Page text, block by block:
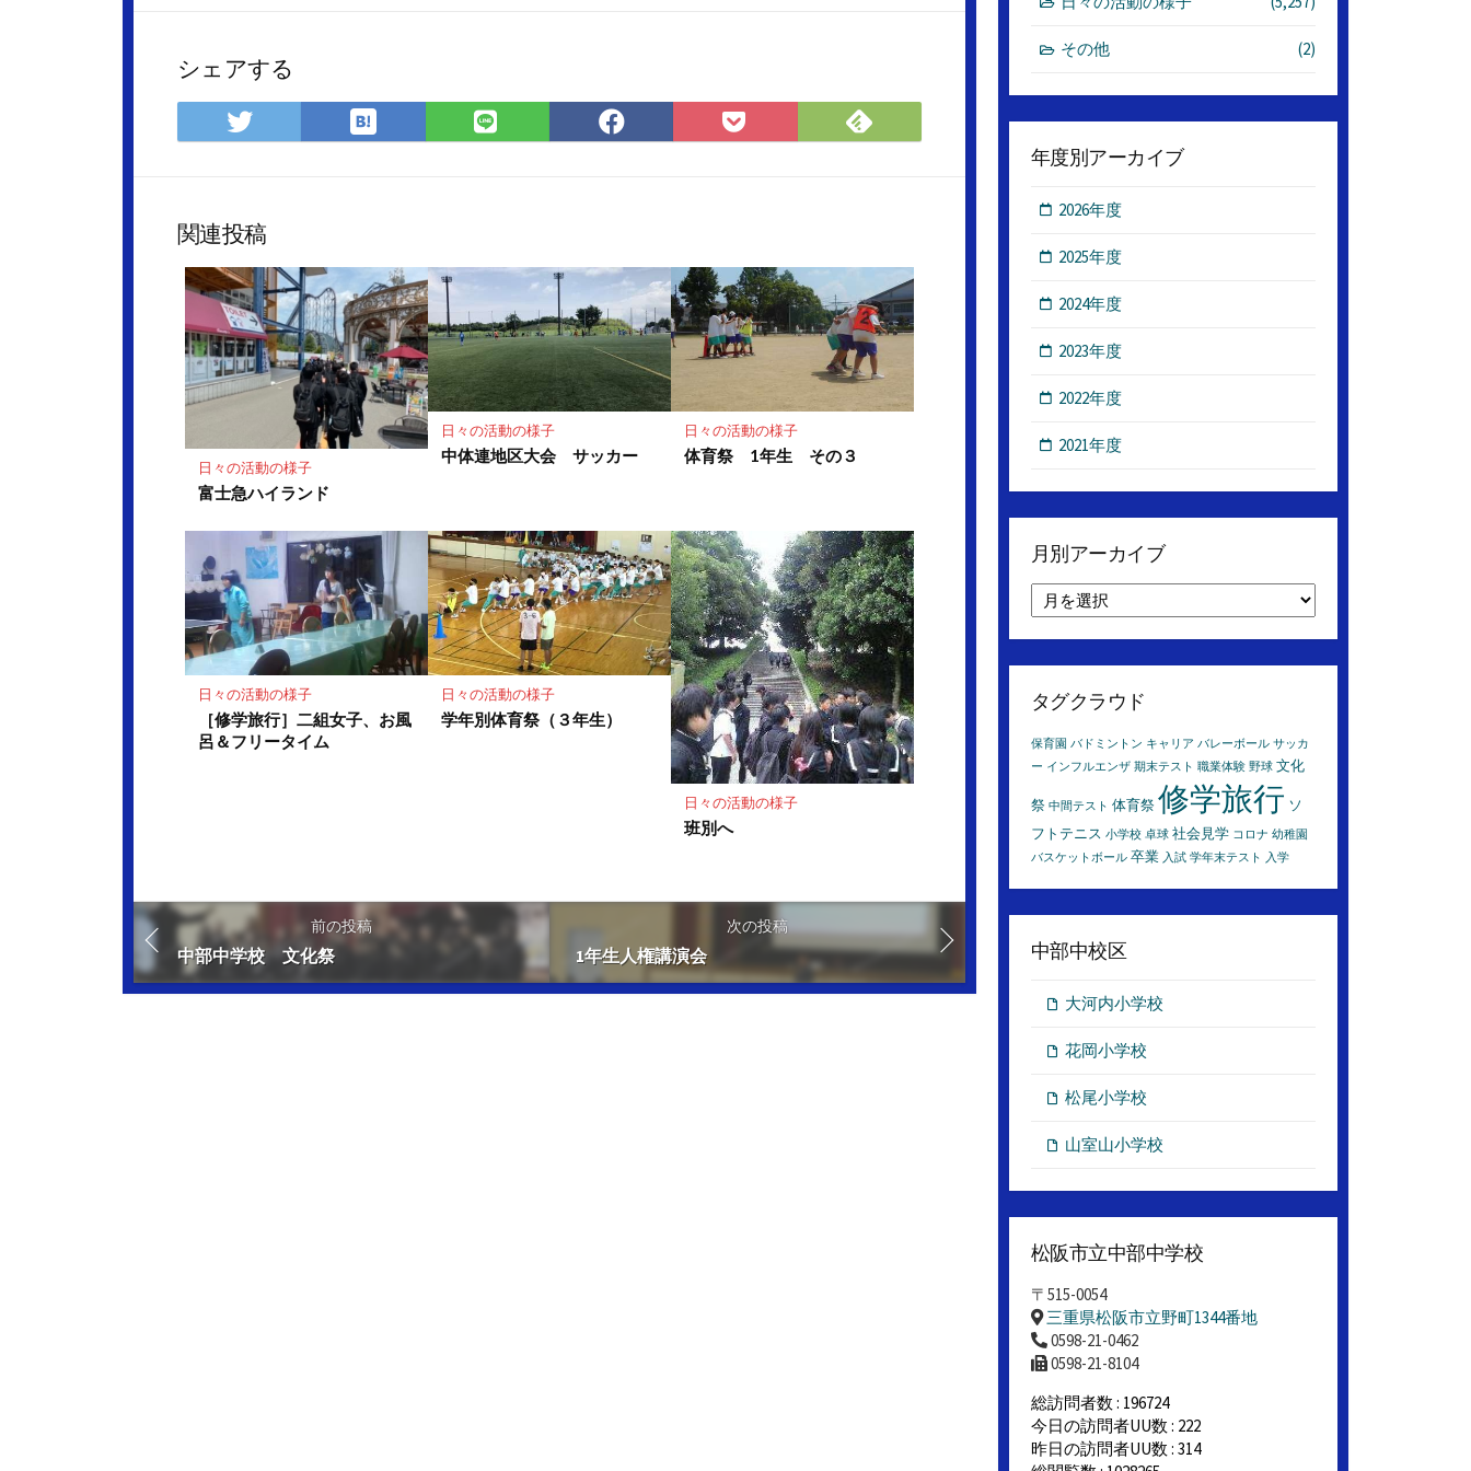
シェアする
Twitter
で
ア
は
て
マ
ー
ク
に
保
存
LINE
で
Facebook
で
Pocket
に
Feedly
で
関連投稿
日々の活動の様子
富士急ハイランド
日々の活動の様子
中体連地区大会 サッカー
日々の活動の様子
体育祭 1年生 その３
日々の活動の様子
［修学旅行］二組女子、お風
呂＆フリータイム
日々の活動の様子
学年別体育祭（３年生）
日々の活動の様子
班別へ
前の投稿
中部中学校 文化祭
次の投稿
1年生人権講演会
その他 (2)
年度別アーカイブ
2026年度
2025年度
2024年度
2023年度
2022年度
2021年度
月別アーカイブ
別
ア
ー
イ
タグクラウド
保育園 バドミントン キャリア バレーボール サッカ
ー インフルエンザ 期末テスト 職業体験 野球 文化
祭 中間テスト 体育祭 修学旅行 ソ
フトテニス 小学校 卓球 社会見学 コロナ 幼稚園
バスケットボール 卒業 入試 学年末テスト 入学
中部中校区
大河内小学校
花岡小学校
松尾小学校
山室山小学校
松阪市立中部中学校
〒515-0054
三重県松阪市立野町1344番地
0598-21-0462
0598-21-8104
総訪問者数 : 196724
今日の訪問者UU数 : 222
昨日の訪問者UU数 : 314